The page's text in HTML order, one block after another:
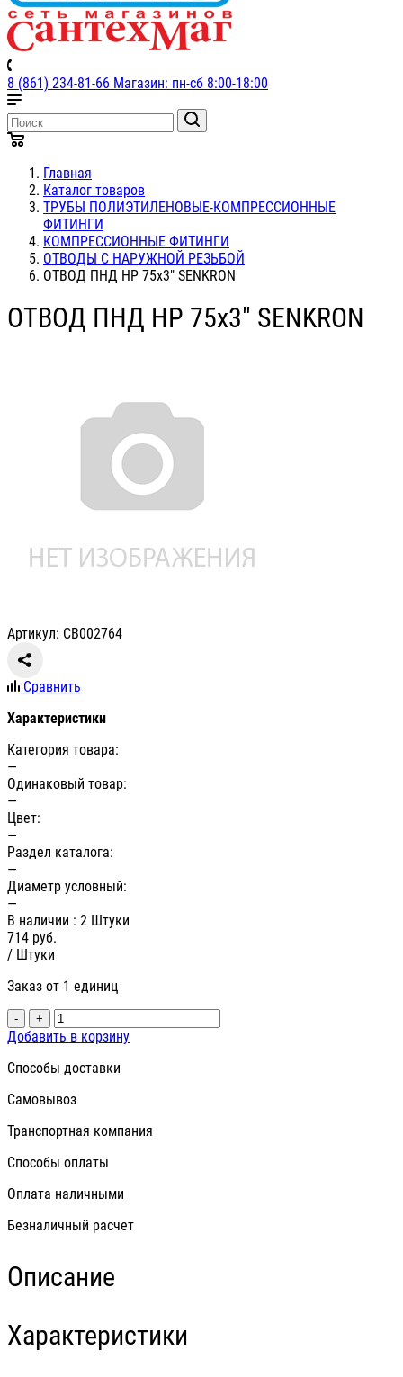
8 (861) 234-81-66 Магазин: пн-сб 8:00-18:00
Главная
Каталог товаров
ТРУБЫ ПОЛИЭТИЛЕНОВЫЕ-КОМПРЕССИОННЫЕ
ФИТИНГИ
КОМПРЕССИОННЫЕ ФИТИНГИ
ОТВОДЫ С НАРУЖНОЙ РЕЗЬБОЙ
ОТВОД ПНД НР 75х3" SENKRON
ОТВОД ПНД НР 75х3" SENKRON
Артикул: СВ002764
Сравнить
Характеристики
Категория товара:
—
Одинаковый товар:
—
Цвет:
—
Раздел каталога:
—
Диаметр условный:
—
В наличии : 2 Штуки
714 руб.
/ Штуки
Заказ от 1 единиц
- +
Добавить в корзину
Способы доставки
Самовывоз
Транспортная компания
Способы оплаты
Оплата наличными
Безналичный расчет
Описание
Характеристики